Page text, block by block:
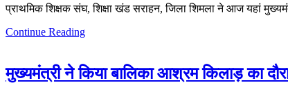
प्राथमिक शिक्षक संघ, शिक्षा खंड सराहन, जिला शिमला ने आज यहां
Continue Reading
मुख्यमंत्री ने किया बालिका आश्रम किलाड़ का